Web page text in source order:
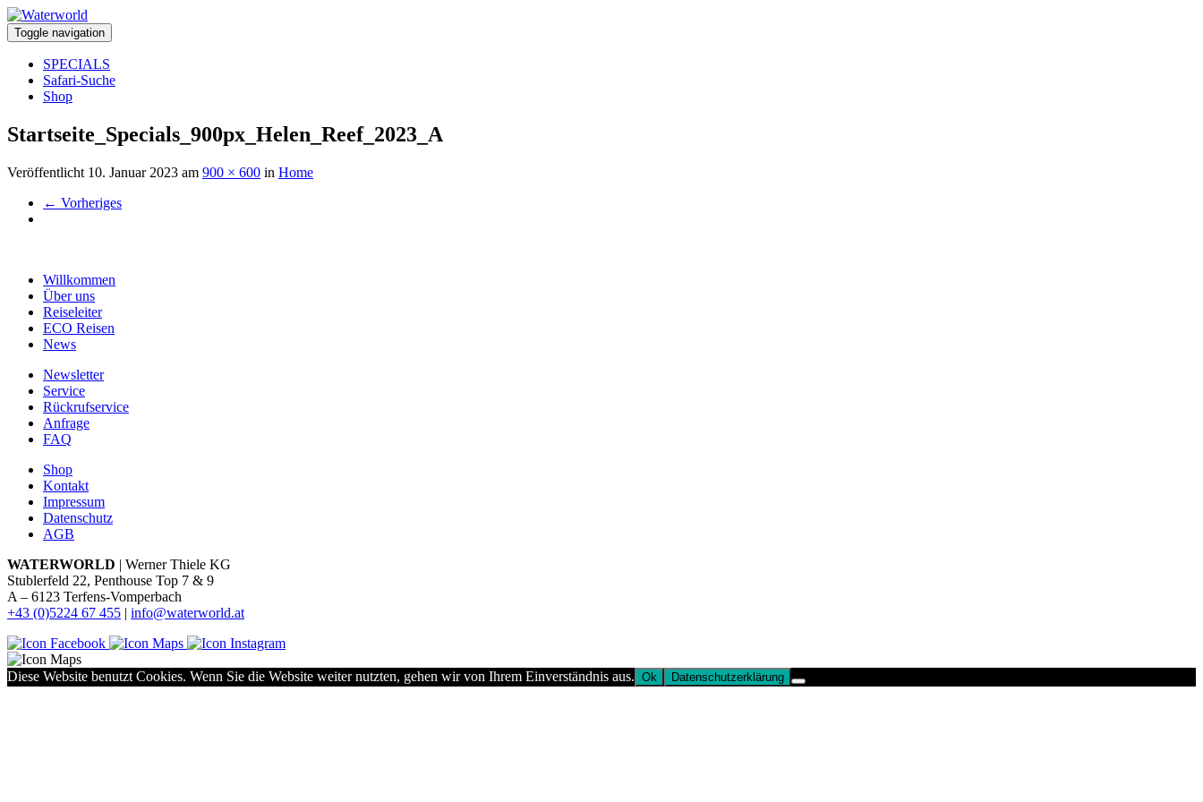
Toggle navigation
SPECIALS
Safari-Suche
Shop
Startseite_Specials_900px_Helen_Reef_2023_A
Veröffentlicht 10. Januar 2023 am 900 × 600 in Home
← Vorheriges
Willkommen
Über uns
Reiseleiter
ECO Reisen
News
Newsletter
Service
Rückrufservice
Anfrage
FAQ
Shop
Kontakt
Impressum
Datenschutz
AGB
WATERWORLD | Werner Thiele KG
Stublerfeld 22, Penthouse Top 7 & 9
A – 6123 Terfens-Vomperbach
+43 (0)5224 67 455 | info@waterworld.at
Diese Website benutzt Cookies. Wenn Sie die Website weiter nutzten, gehen wir von Ihrem Einverständnis aus. Ok Datenschutzerklärung